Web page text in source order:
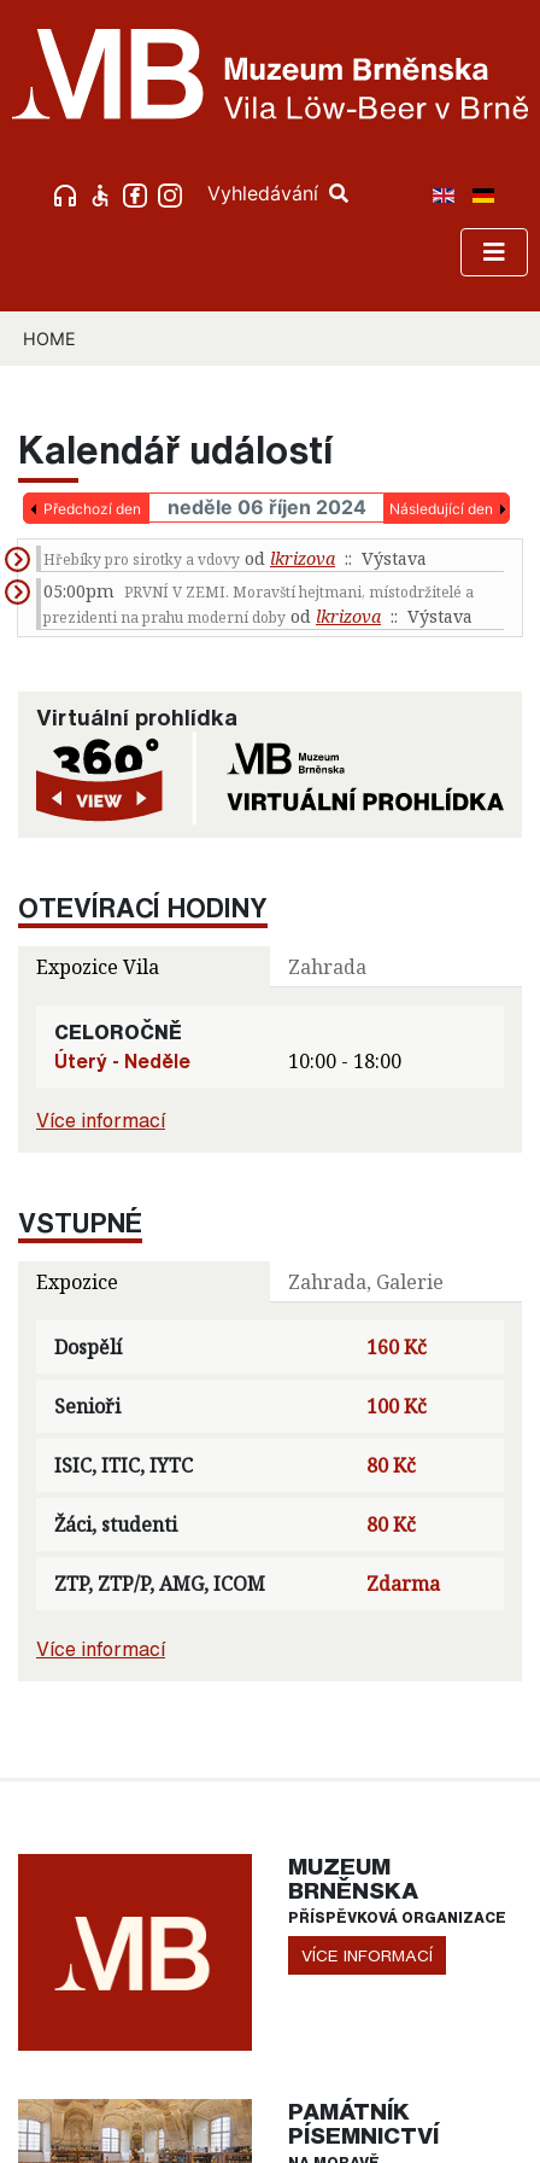
Vyhledávání
HOME
Kalendář událostí
Předchozí den neděle 06 říjen 2024 Následující den
Hřebíky pro sirotky a vdovy od lkrizova :: Výstava
05:00pm PRVNÍ V ZEMI. Moravští hejtmani, místodržitelé a
prezidenti na prahu moderní doby od lkrizova :: Výstava
Virtuální prohlídka
OTEVÍRACÍ HODINY
Expozice Vila Zahrada
CELOROČNĚ
Úterý - Neděle
10:00 - 18:00
Více informací
VSTUPNÉ
Expozice Zahrada, Galerie
Dospělí 160 Kč
Senioři 100 Kč
ISIC, ITIC, IYTC 80 Kč
Žáci, studenti 80 Kč
ZTP, ZTP/P, AMG, ICOM Zdarma
Více informací
MUZEUM
BRNĚNSKA
PŘÍSPĚVKOVÁ ORGANIZACE
VÍCE INFORMACÍ
PAMÁTNÍK
PÍSEMNICTVÍ